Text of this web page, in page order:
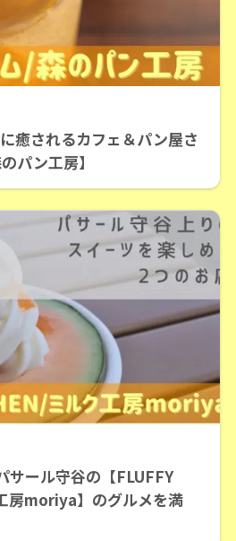
癒されるカフェ＆パン屋さ
パン工房】
サール守谷の【FLUFFY
房moriya】のグルメを満